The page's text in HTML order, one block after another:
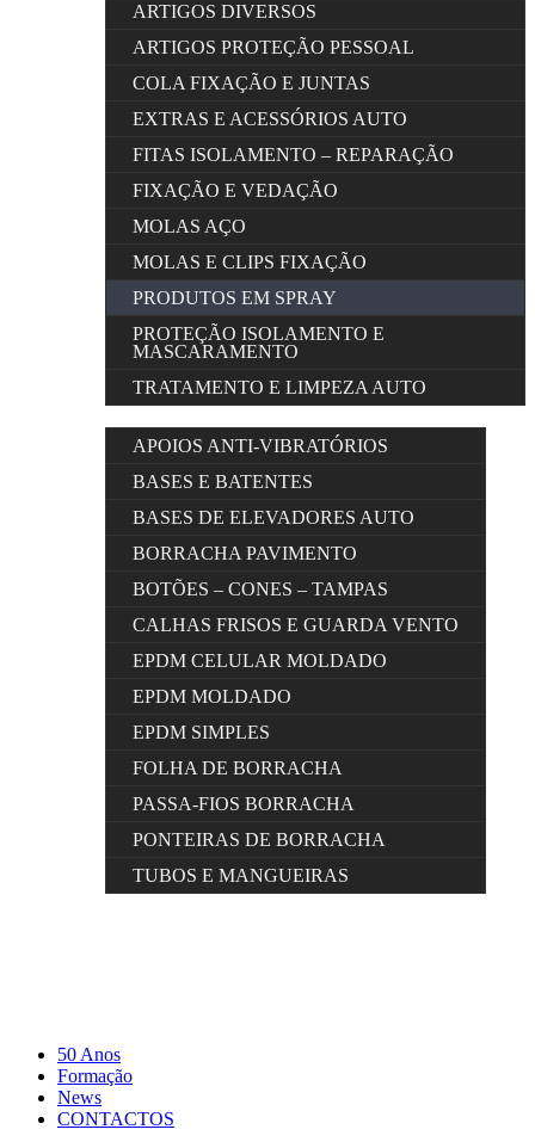
ARTIGOS DIVERSOS
ARTIGOS PROTEÇÃO PESSOAL
COLA FIXAÇÃO E JUNTAS
EXTRAS E ACESSÓRIOS AUTO
FITAS ISOLAMENTO – REPARAÇÃO
FIXAÇÃO E VEDAÇÃO
MOLAS AÇO
MOLAS E CLIPS FIXAÇÃO
PRODUTOS EM SPRAY
PROTEÇÃO ISOLAMENTO E
MASCARAMENTO
TRATAMENTO E LIMPEZA AUTO
APOIOS ANTI-VIBRATÓRIOS
BASES E BATENTES
BASES DE ELEVADORES AUTO
BORRACHA PAVIMENTO
BOTÕES – CONES – TAMPAS
CALHAS FRISOS E GUARDA VENTO
EPDM CELULAR MOLDADO
EPDM MOLDADO
EPDM SIMPLES
FOLHA DE BORRACHA
PASSA-FIOS BORRACHA
PONTEIRAS DE BORRACHA
TUBOS E MANGUEIRAS
50 Anos
Formação
News
CONTACTOS